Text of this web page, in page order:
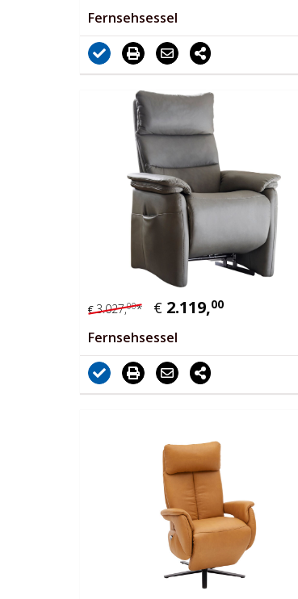
Fernsehsessel
€3.027,00* € 2.119,00
Fernsehsessel